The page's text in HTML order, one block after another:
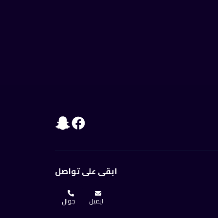
ابقى على تواصل
جوال ايميل